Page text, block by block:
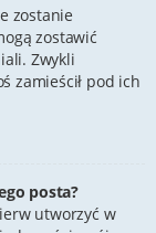
zostanie
zostawić
Zwykli
zamieścił pod ich
posta?
utworzyć w